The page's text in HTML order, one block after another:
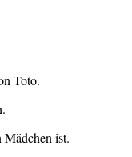
Toto.
ist.